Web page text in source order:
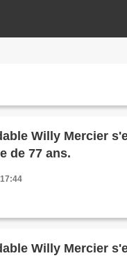
Willy Mercier
de 77 ans.
Willy Mercier